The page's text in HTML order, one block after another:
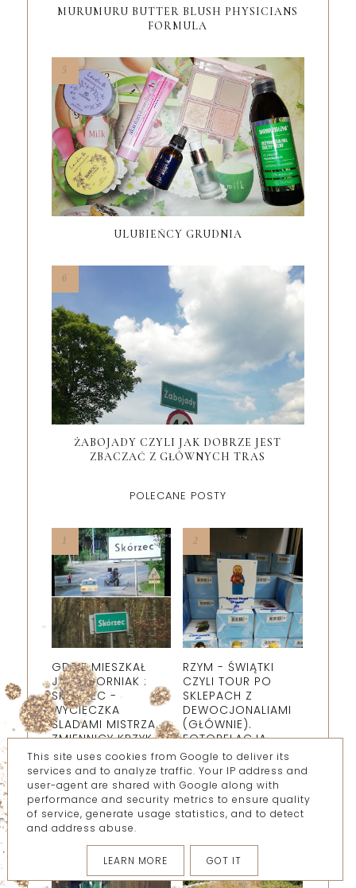
MURUMURU BUTTER BLUSH PHYSICIANS
FORMULA
ULUBIEŃCY GRUDNIA
ŻABOJADY CZYLI JAK DOBRZE JEST
ZBACZAĆ Z GŁÓWNYCH TRAS
POLECANE POSTY
GDZIE MIESZKAŁ
JAN OBORNIAK :
SKÓRZEC -
WYCIECZKA
ŚLADAMI MISTRZA.
ZMIENNICY KRZYK
CISZY
RZYM - ŚWIĄTKI
CZYLI TOUR PO
SKLEPACH Z
DEWOCJONALIAMI
(GŁÓWNIE).
FOTORELACJA
This site uses cookies from Google to deliver its
services and to analyze traffic. Your IP address and
user-agent are shared with Google along with
performance and security metrics to ensure quality
of service, generate usage statistics, and to detect
and address abuse.
LEARN MORE GOT IT